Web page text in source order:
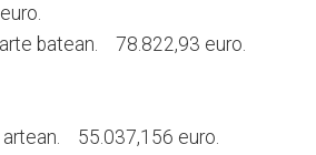
batean. 78.822,93 euro.
artean. 55.037,156 euro.